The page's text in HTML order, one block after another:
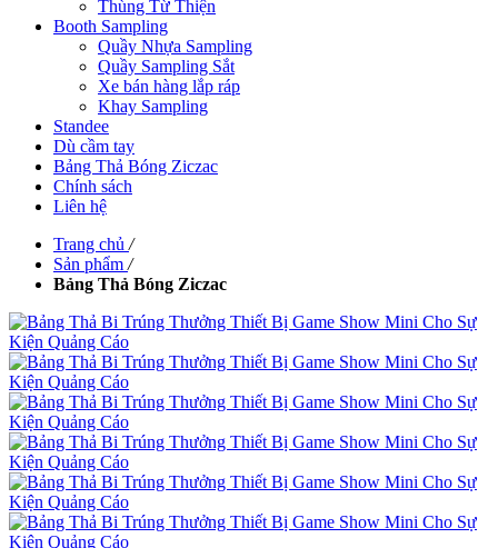
Thùng Từ Thiện
Booth Sampling
Quầy Nhựa Sampling
Quầy Sampling Sắt
Xe bán hàng lắp ráp
Khay Sampling
Standee
Dù cầm tay
Bảng Thả Bóng Ziczac
Chính sách
Liên hệ
Trang chủ /
Sản phẩm /
Bảng Thả Bóng Ziczac